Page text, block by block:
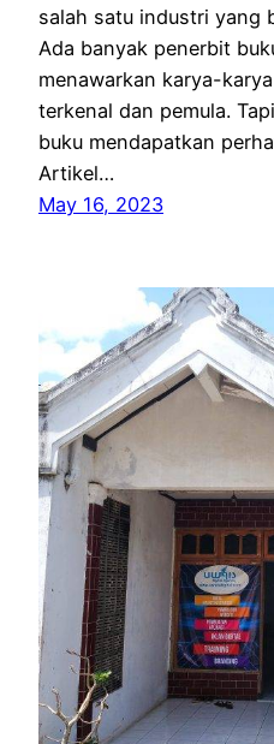
salah satu industri yang
Ada banyak penerbit
menawarkan karya-
terkenal dan pemula.
buku mendapatkan
Artikel…
May 16, 2023